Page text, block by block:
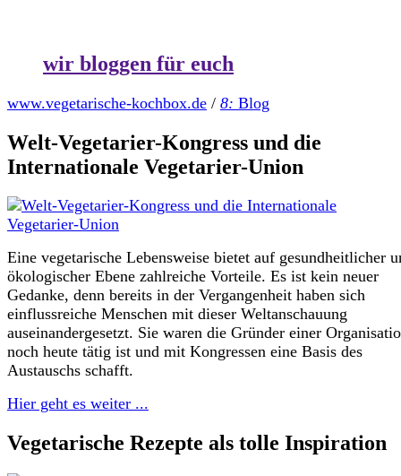
wir bloggen für euch
www.vegetarische-kochbox.de / 8: Blog
Welt-Vegetarier-Kongress und die
Internationale Vegetarier-Union
Eine vegetarische Lebensweise bietet auf gesundheitlicher
ökologischer Ebene zahlreiche Vorteile. Es ist kein neuer
Gedanke, denn bereits in der Vergangenheit haben sich
einflussreiche Menschen mit dieser Weltanschauung
auseinandergesetzt. Sie waren die Gründer einer
noch heute tätig ist und mit Kongressen eine Basis des
Austauschs schafft.
Hier geht es weiter ...
Vegetarische Rezepte als tolle Inspiration